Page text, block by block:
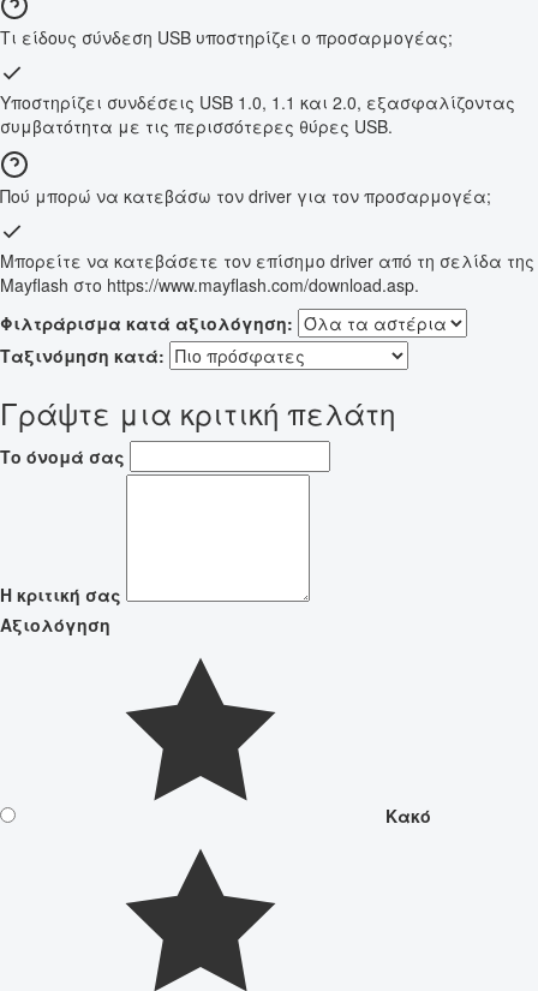
Τι είδους σύνδεση USB υποστηρίζει ο προσαρμογέας;
Υποστηρίζει συνδέσεις USB 1.0, 1.1 και 2.0, εξασφαλίζοντας
συμβατότητα με τις περισσότερες θύρες USB.
Πού μπορώ να κατεβάσω τον driver για τον προσαρμογέα;
Μπορείτε να κατεβάσετε τον επίσημο driver από τη σελίδα της
Mayflash στο https://www.mayflash.com/download.asp.
Φιλτράρισμα κατά αξιολόγηση:
Ταξινόμηση κατά:
Γράψτε μια κριτική πελάτη
Το όνομά σας
Η κριτική σας
Αξιολόγηση
Κακό